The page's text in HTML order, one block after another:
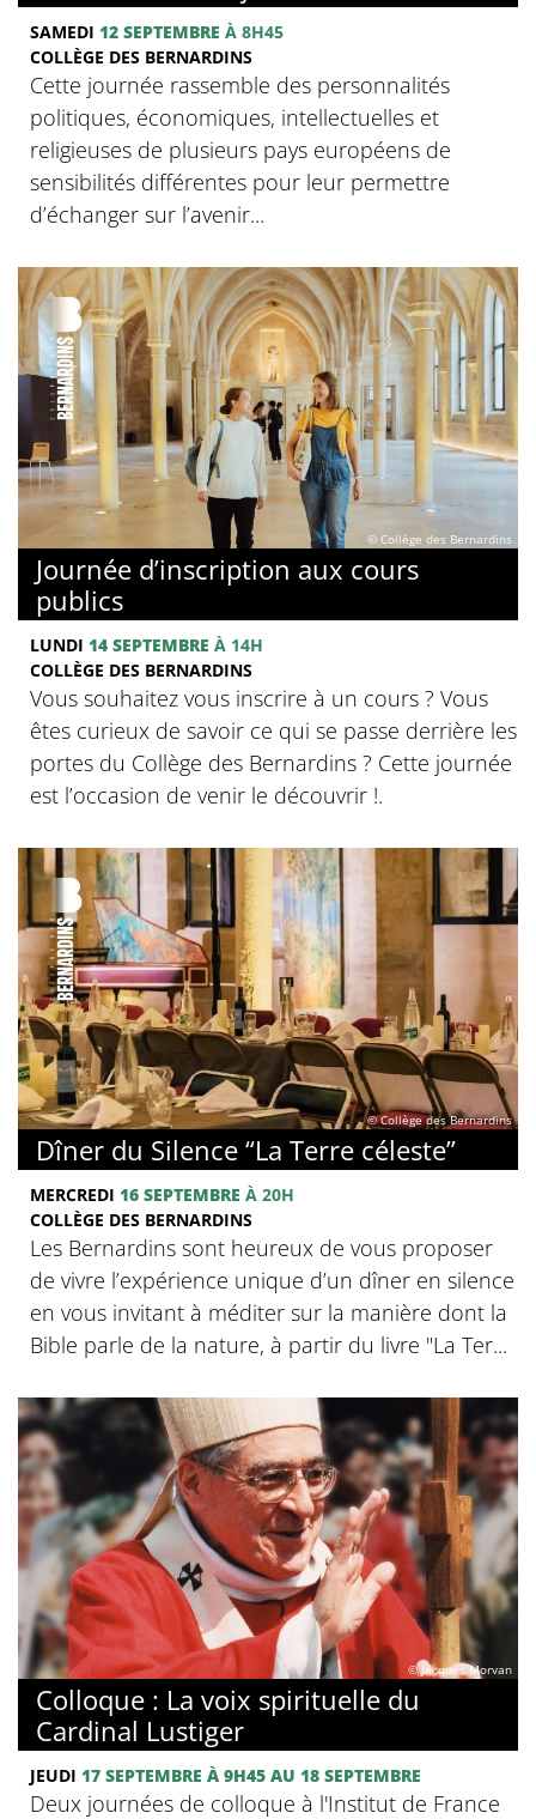
SAMEDI 12 SEPTEMBRE À 8H45
COLLÈGE DES BERNARDINS
Cette journée rassemble des personnalités
politiques, économiques, intellectuelles et
religieuses de plusieurs pays européens de
sensibilités différentes pour leur permettre
d’échanger sur l’avenir...
© Collège des Bernardins
Journée d’inscription aux cours
publics
LUNDI 14 SEPTEMBRE À 14H
COLLÈGE DES BERNARDINS
Vous souhaitez vous inscrire à un cours ? Vous
êtes curieux de savoir ce qui se passe derrière les
portes du Collège des Bernardins ? Cette journée
est l’occasion de venir le découvrir !.
© Collège des Bernardins
Dîner du Silence “La Terre céleste”
MERCREDI 16 SEPTEMBRE À 20H
COLLÈGE DES BERNARDINS
Les Bernardins sont heureux de vous proposer
de vivre l’expérience unique d’un dîner en silence
en vous invitant à méditer sur la manière dont la
Bible parle de la nature, à partir du livre "La Ter...
© Jacques Morvan
Colloque : La voix spirituelle du
Cardinal Lustiger
JEUDI 17 SEPTEMBRE À 9H45 AU 18 SEPTEMBRE
Deux journées de colloque à l'Institut de France